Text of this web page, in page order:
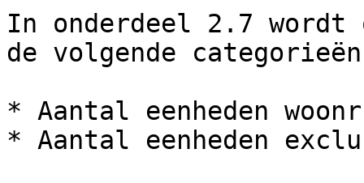
In onderdeel 2.7 wordt
de volgende
* Aantal eenheden
* Aantal eenheden